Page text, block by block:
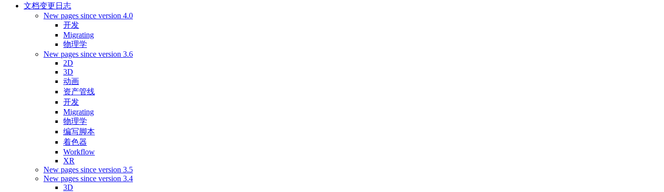
文档变更日志
New pages since version 4.0
开发
Migrating
物理学
New pages since version 3.6
2D
3D
动画
资产管线
开发
Migrating
物理学
编写脚本
着色器
Workflow
XR
New pages since version 3.5
New pages since version 3.4
3D